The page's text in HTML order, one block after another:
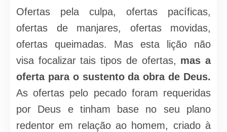
Ofertas pela culpa, ofertas pacíficas,
ofertas de manjares, ofer­tas movidas,
ofertas queimadas. Mas esta lição não
visa focali­zar tais tipos de ofertas, mas a
oferta para o sustento da obra de Deus.
As ofertas pelo pecado foram requeridas
por Deus e tinham base no seu plano
redentor em relação ao homem, criado à